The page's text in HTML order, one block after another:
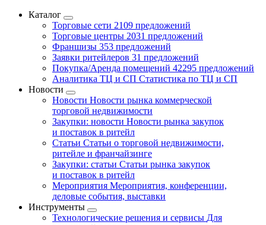
Каталог
Торговые сети 2109 предложений
Торговые центры 2031 предложений
Франшизы 353 предложений
Заявки ритейлеров 31 предложений
Покупка/Аренда помещений 42295 предложений
Аналитика ТЦ и СП Статистика по ТЦ и СП
Новости
Новости Новости рынка коммерческой
торговой недвижимости
Закупки: новости Новости рынка закупок
и поставок в ритейл
Статьи Статьи о торговой недвижимости,
ритейле и франчайзинге
Закупки: статьи Статьи рынка закупок
и поставок в ритейл
Мероприятия Мероприятия, конференции,
деловые события, выставки
Инструменты
Технологические решения и сервисы Для